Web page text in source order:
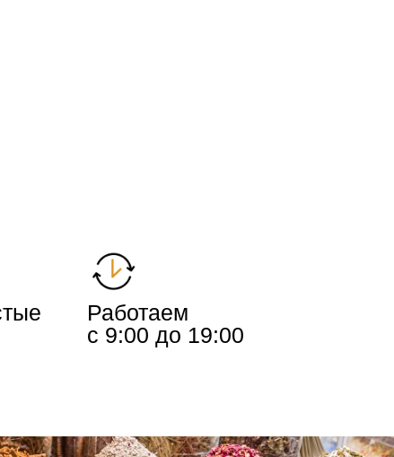
Работаем
с 9:00 до 19:00